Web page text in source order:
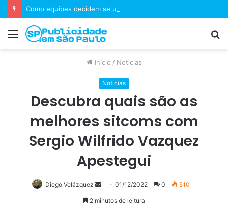
Menu
Início / Noticias
Noticias
Descubra quais são as
melhores sitcoms com
Sergio Wilfrido Vazquez
Apestegui
Diego Velázquez
Mande01/12/2022 0 510
2 minutos de leitura